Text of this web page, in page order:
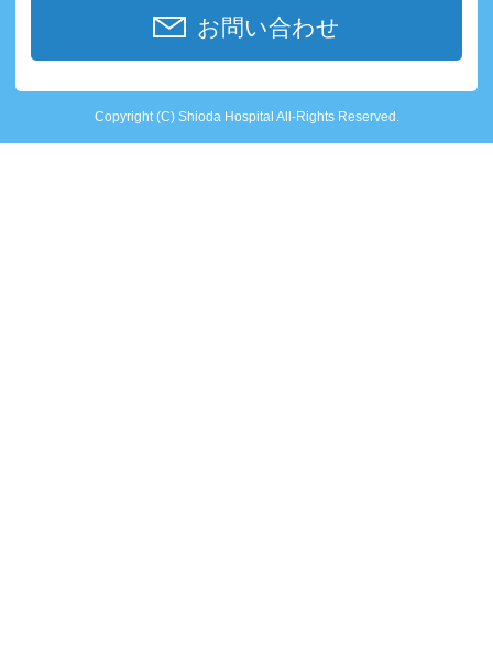
お問い合わせ
Copyright (C) Shioda Hospital All-Rights Reserved.